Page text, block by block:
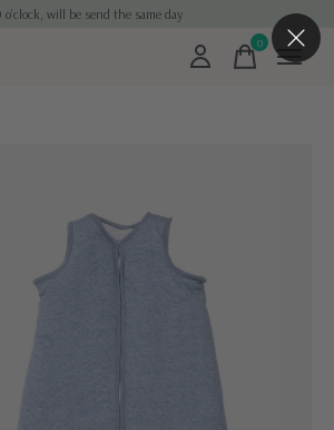
will be send the same day
0items